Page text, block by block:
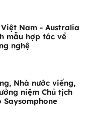
Nam - Australia
mẫu hợp tác về
nghệ
Nhà nước viếng,
niệm Chủ tịch
Saysomphone